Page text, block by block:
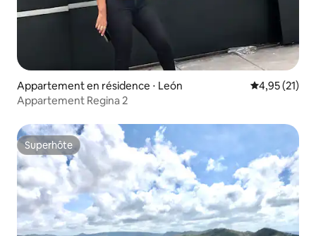
Appartement en résidence ⋅ León Évaluation
4,95 (21)
Appartement Regina 2
Superhôte
Superhôte